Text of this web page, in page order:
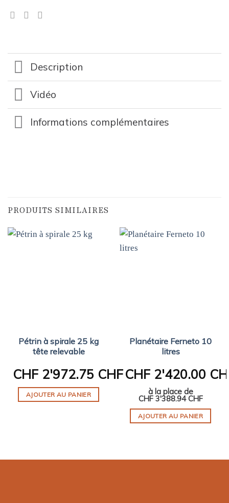
Description
Vidéo
Informations complémentaires
PRODUITS SIMILAIRES
Pétrin à spirale 25 kg
tête relevable
CHF2'972.75 CHF
AJOUTER AU PANIER
Planétaire Ferneto 10
litres
CHF2'420.00
à la place de
CHF3'388.94 CHF
AJOUTER AU PANIER